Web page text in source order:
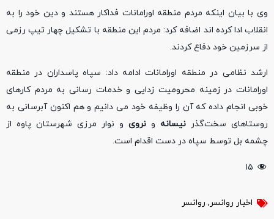
وی با بیان اینکه مردم منطقه اورامانات فداکار هستند و دین خود را به
انقلاب ادا کرده اند اضافه کرد: مردم این منطقه با تشکیل چهار تیپ رزمی
از سرزمین خود دفاع کردند.
ارشد نظامی در منطقه اورامانات ادامه داد: سپاه پاسداران در منطقه
اورامانات در زمینه محرومیت زدایی و خدمات رسانی به مردم کارهای
خوبی انجام داده که آن را وظیفه خود می دانیم و هم اکنون آبرسانی به
روستاهای سخت‌گذر نیسانه و نروی و نوار مرزی شهرستان پاوه از
چشمه بل توسط سپاه در دست اقدام است.
۱۵
اخبار روانسر , روانسر